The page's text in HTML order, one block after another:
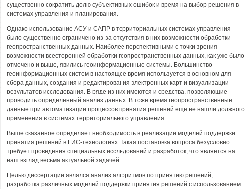
существенно сократить долю субъективных ошибок и время на выбор решения в
системах управления и планирования.
Однако использование АСУ и САПР в территориальных системах управления
было существенно ограничено из-за отсутствия в них возможности обработки
геопространственных данных. Наиболее перспективными с точки зрения
возможности всесторонней обработки геопространственных данных, как уже было
отмечено и выше, явились геоинформационные системы. Большинство
геоинформационных систем в настоящее время используется в основном для
сбора данных, создания и редактирования электронных карт и визуализации
результатов исследования. В ряде из них имеются и средства, позволяющие
проводить определенный анализ данных. В тоже время геопространственные
данные при автоматизации процессов принятия решений еще не нашли должного
применения в системах территориального управления.
Выше сказанное определяет необходимость в реализации моделей поддержки
принятия решений в ГИС-технологиях. Такая постановка вопроса безусловно
требует проведения специальных исследований и разработок, что является на
наш взгляд весьма актуальной задачей.
Целью диссертации являлся анализ алгоритмов по принятию решений,
разработка различных моделей поддержки принятия решений с использованием